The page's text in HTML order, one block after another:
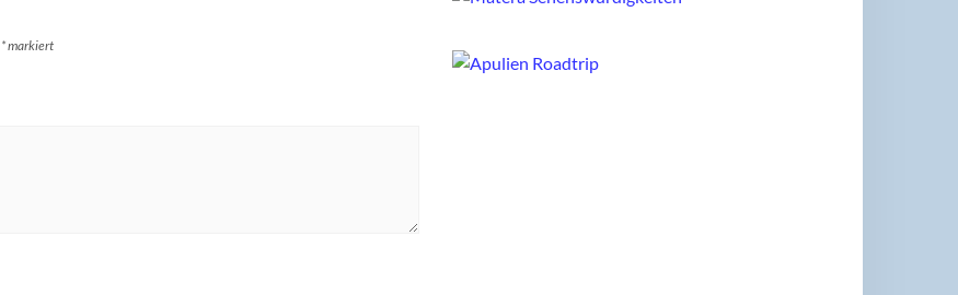
*markiert